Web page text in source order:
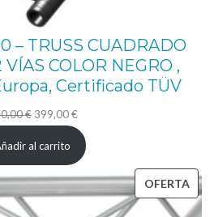
– TRUSS CUADRADO
COLOR NEGRO ,
Certificado TÜV
€ El
era:
399,00€El
precio
actual
es:
399,00 €.
al carrito
OFERTA
EN